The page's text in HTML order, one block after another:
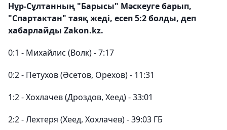
Нұр-Сұлтанның "Барысы" Мәскеуге барып,
"Спартактан" таяқ жеді, есеп 5:2 болды, деп
хабарлайды Zakon.kz.
0:1 - Михайлис (Волк) - 7:17
0:2 - Петухов (Әсетов, Орехов) - 11:31
1:2 - Хохлачев (Дроздов, Хеед) - 33:01
2:2 - Лехтеря (Хеед, Хохлачев) - 39:03 ГБ